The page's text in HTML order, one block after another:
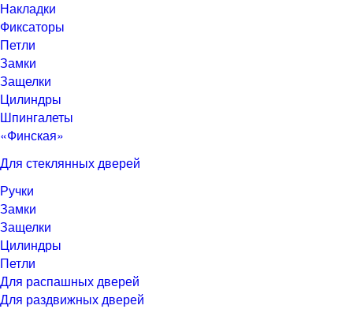
Накладки
Фиксаторы
Петли
Замки
Защелки
Цилиндры
Шпингалеты
«Финская»
Для стеклянных дверей
Ручки
Замки
Защелки
Цилиндры
Петли
Для распашных дверей
Для раздвижных дверей